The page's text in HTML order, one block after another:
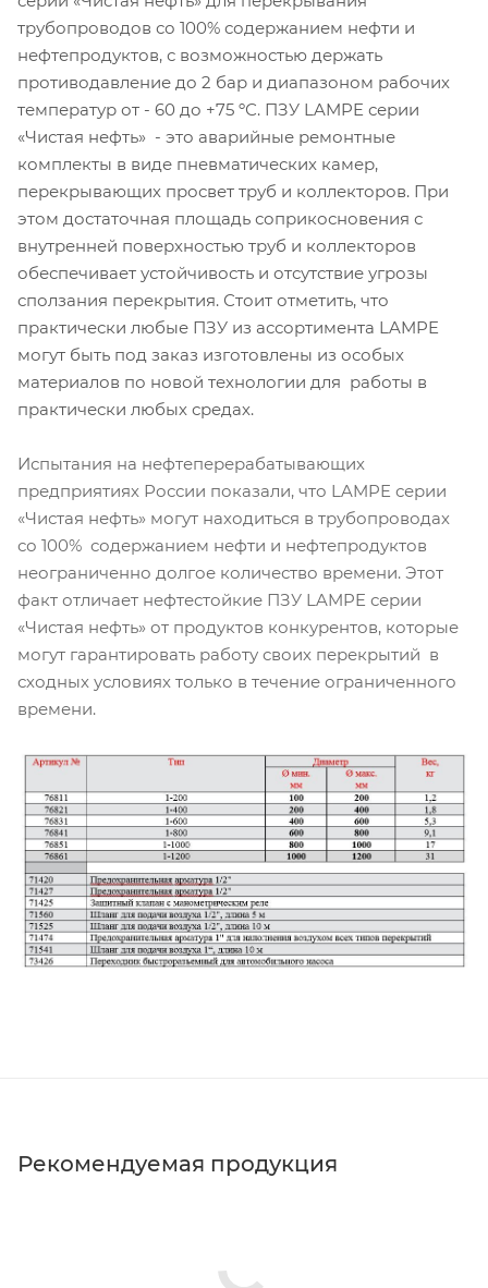
трубопроводов со 100% содержанием нефти и
нефтепродуктов, с возможностью держать
противодавление до 2 бар и диапазоном рабочих
температур от - 60 до +75 ºС. ПЗУ LAMPE серии
«Чистая нефть» - это аварийные ремонтные
комплекты в виде пневматических камер,
перекрывающих просвет труб и коллекторов. При
этом достаточная площадь соприкосновения с
внутренней поверхностью труб и коллекторов
обеспечивает устойчивость и отсутствие угрозы
сползания перекрытия. Стоит отметить, что
практически любые ПЗУ из ассортимента LAMPE
могут быть под заказ изготовлены из особых
материалов по новой технологии для работы в
практически любых средах.
Испытания на нефтеперерабатывающих
предприятиях России показали, что LAMPE серии
«Чистая нефть» могут находиться в трубопроводах
со 100% содержанием нефти и нефтепродуктов
неограниченно долгое количество времени. Этот
факт отличает нефтестойкие ПЗУ LAMPE серии
«Чистая нефть» от продуктов конкурентов, которые
могут гарантировать работу своих перекрытий в
сходных условиях только в течение ограниченного
времени.
Рекомендуемая продукция